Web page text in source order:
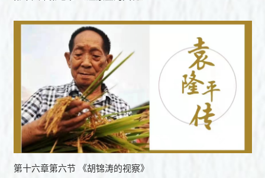
第十六章第六节 《胡锦涛的视察》